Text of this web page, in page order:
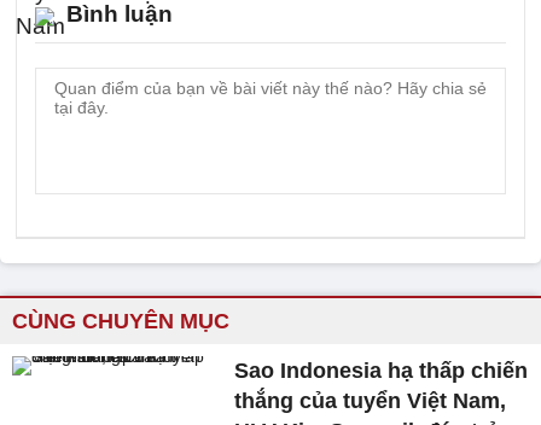
Bình luận
CÙNG CHUYÊN MỤC
Sao Indonesia hạ thấp chiến
thắng của tuyển Việt Nam,